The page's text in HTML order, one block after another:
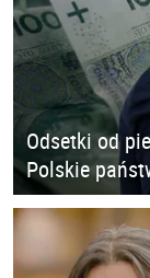
Odsetki od
Polskie